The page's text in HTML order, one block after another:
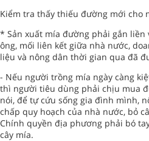
Kiểm tra thấy thiếu đường mới cho
* Sản xuất mía đường phải gắn liền
ông, mối liên kết giữa nhà nước,
liệu và nông dân thời gian qua đã
- Nếu người trồng mía ngày càng
thì người tiêu dùng phải chịu mua
nói, để tự cứu sống gia đình mình,
chấp quy hoạch của nhà nước, bỏ
Chính quyền địa phương phải bó
cây mía.